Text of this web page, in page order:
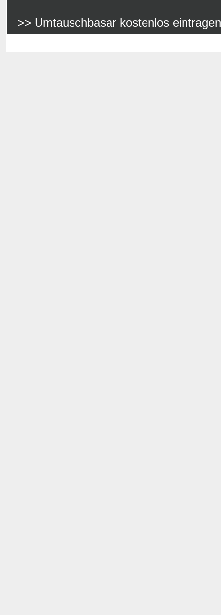
>> Umtauschbasar kostenlos